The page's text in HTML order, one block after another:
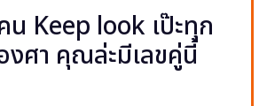
น Keep look เป๊ะทุก
ศา คุณล่ะมีเลขคู่นี้